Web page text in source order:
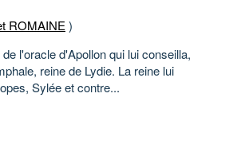
ROMAINE )
l'oracle d'Apollon qui lui conseilla,
reine de Lydie. La reine lui
Sylée et contre...